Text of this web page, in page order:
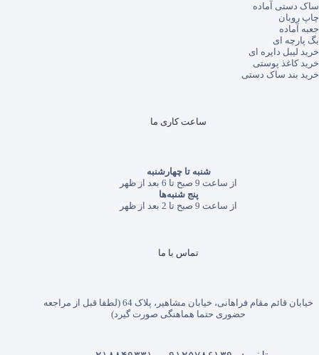
ساک دستی آماده
چاپ روبان
جعبه آماده
بگ پارچه ای
خرید لیبل دایره ای
خرید کاغذ پوستی
خرید بند ساک دستی
ساعت کاری ما
شنبه تا چهارشنبه
از ساعت 9 صبح تا 6 بعد از ظهر
پنج شنبه‌ها
از ساعت 9 صبح تا 2 بعد از ظهر
تماس با ما
خیابان قائم مقام فراهانی، خیابان مشاهیر، پلاک 64 (لطفا قبل از مراجعه
حضوری حتما هماهنگی صورت گیرد)